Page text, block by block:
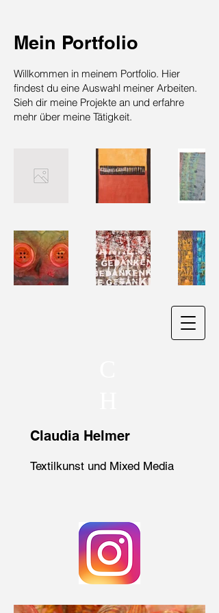
Claudia Helmer
Textilkunst und Mixed Media
Mein Portfolio
Willkommen in meinem Portfolio. Hier
findest du eine Auswahl meiner Arbeiten.
Sieh dir meine Projekte an und erfahre
mehr über meine Tätigkeit.